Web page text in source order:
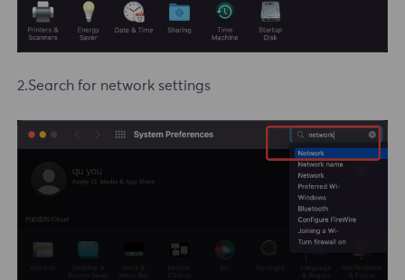
2.Search for network settings